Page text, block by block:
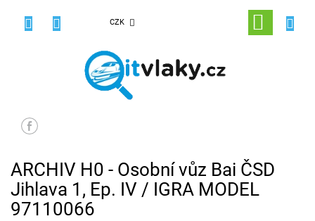
CZK
NÁKUPNÍ
KOŠÍK
ARCHIV H0 - Osobní vůz Bai ČSD
Jihlava 1, Ep. IV / IGRA MODEL
97110066